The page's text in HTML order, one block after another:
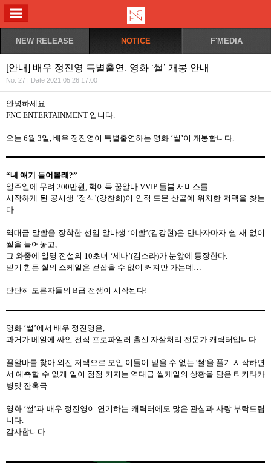
NEW RELEASE NOTICE F'MEDIA
[안내] 배우 정진영 특별출연, 영화 ‘썰’ 개봉 안내
No. 27 | Date 2021.05.26 17:00
안녕하세요
FNC ENTERTAINMENT 입니다.
오는 6월 3일, 배우 정진영이 특별출연하는 영화 ‘썰 ’이 개봉합니다.
“내 얘기 들어볼래?”
일주일에 무려 200만원, 핵이득 꿀알바 VVIP 돌봄 서비스를
시작하게 된 공시생 ‘정석 ’(강찬희)이 인적 드문 산골에 위치한 저택을 찾는
다.
역대급 말빨을 장착한 선임 알바생 ‘이빨’(김강현)은 만나자마자 쉴 새 없이
썰을 늘어놓고,
그 와중에 일명 전설의 10초녀 ‘세나’(김소라)가 눈앞에 등장한다.
믿기 힘든 썰의 스케일은 걷잡을 수 없이 커져만 가는데 …
단단히 도른자들의 B급 전쟁이 시작된다!
영화 ‘썰 ’에서 배우 정진영은
과거가 베일에 싸인 전직 프로파일러 출신 자살처리 전문가 캐릭터입니다
꿀알바를 찾아 외진 저택으로 모인 이들이 믿을 수 없는 '썰'을 풀기 시작하면
서 예측할 수 없게 일이 점점 커지는 역대급 썰케일의 상황을 담은 티키타카
병맛 잔혹극
영화 ‘썰 ’과 배우 정진영이 연기하는 캐릭터에도 많은 관심과 사랑 부탁드립
니다
감사합니다